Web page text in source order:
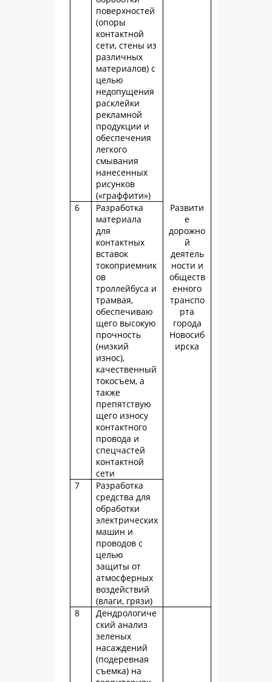
поверхностей
(опоры
контактной
сети, стены из
различных
материалов) с
целью
недопущения
расклейки
рекламной
продукции и
обеспечения
легкого
смывания
нанесенных
рисунков
(«граффити»)
Развити
е
дорожно
й
деятель
ности и
обществ
енного
транспо
рта
города
Новосиб
ирска
6
Разработка
материала
для
контактных
вставок
токоприемник
ов
троллейбуса и
трамвая,
обеспечиваю
щего высокую
прочность
(низкий
износ),
качественный
токосъем, а
также
препятствую
щего износу
контактного
провода и
спецчастей
контактной
сети
7
Разработка
средства для
обработки
электрических
машин и
проводов с
целью
защиты от
атмосферных
воздействий
(влаги, грязи)
8
Дендрологиче
ский анализ
зеленых
насаждений
(подеревная
съемка) на